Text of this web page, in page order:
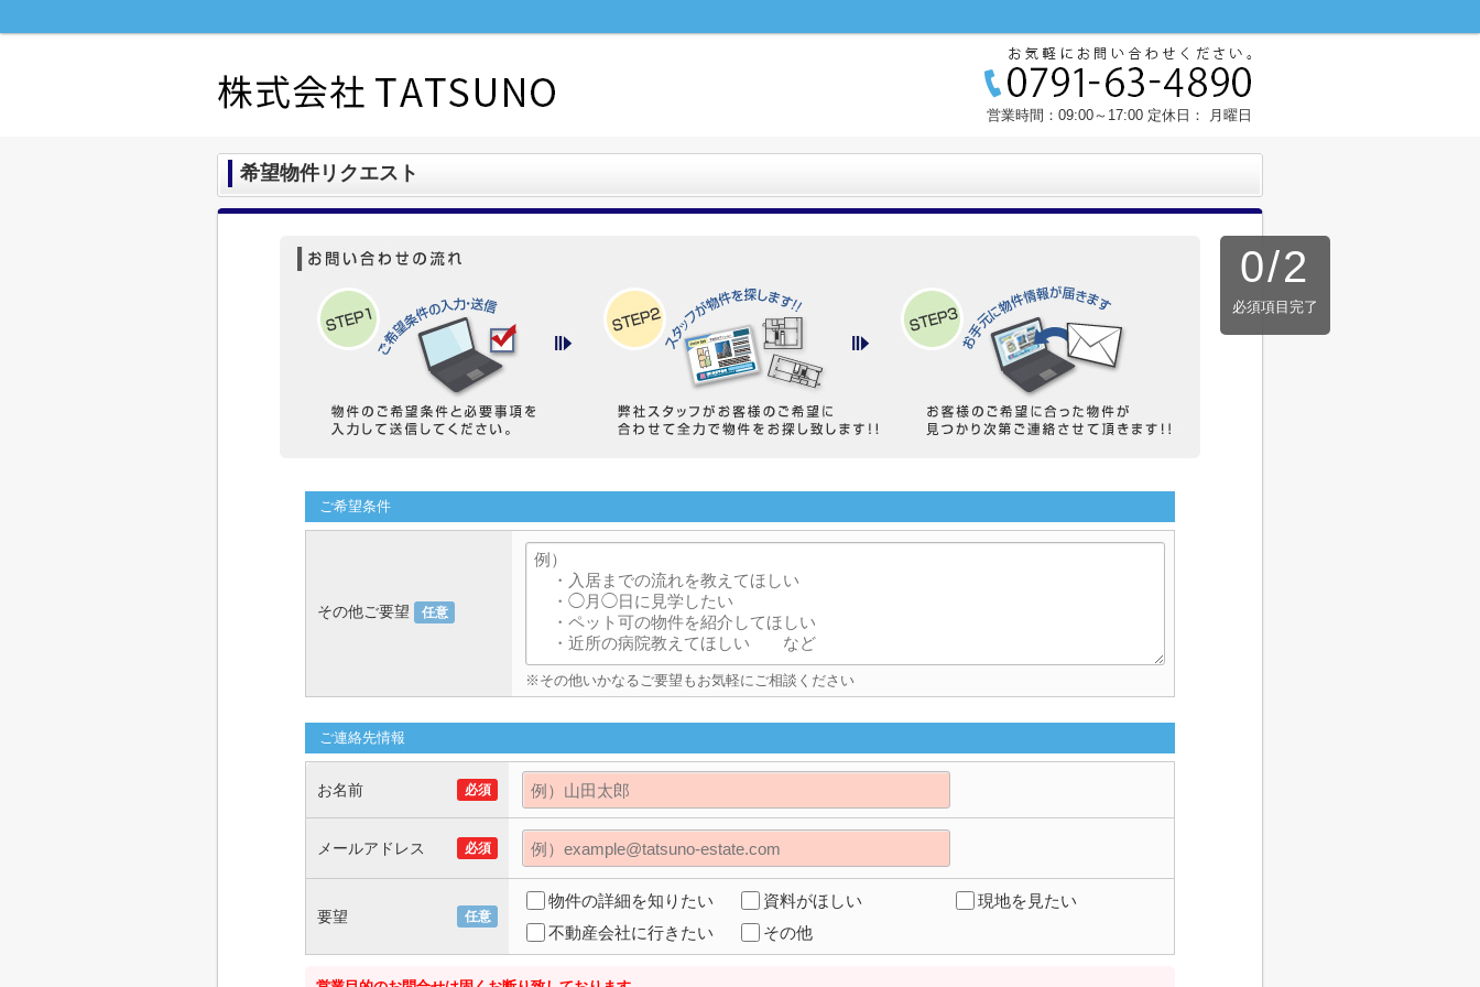
営業時間：09:00～17:00 定休日： 月曜日
希望物件リクエスト
0/2
必須項目完了
ご希望条件
その他ご要望 任意
※その他いかなるご要望もお気軽にご相談ください
ご連絡先情報
お名前 必須
メールアドレス 必須
要望 任意
物件の詳細を知りたい 資料がほしい
現地を見たい
不動産会社に行きたい
その他